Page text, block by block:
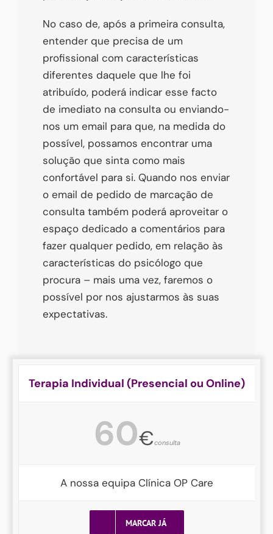
No caso de, após a primeira consulta,
entender que precisa de um
profissional com características
diferentes daquele que lhe foi
atribuído, poderá indicar esse facto
de imediato na consulta ou enviando-
nos um email para que, na medida do
possível, possamos encontrar uma
solução que sinta como mais
confortável para si. Quando nos enviar
o email de pedido de marcação de
consulta também poderá aproveitar o
espaço dedicado a comentários para
fazer qualquer pedido, em relação às
características do psicólogo que
procura – mais uma vez, faremos o
possível por nos ajustarmos às suas
expectativas.
Terapia Individual (Presencial ou Online)
60€consulta
A nossa equipa Clínica OP Care
MARCAR JÁ